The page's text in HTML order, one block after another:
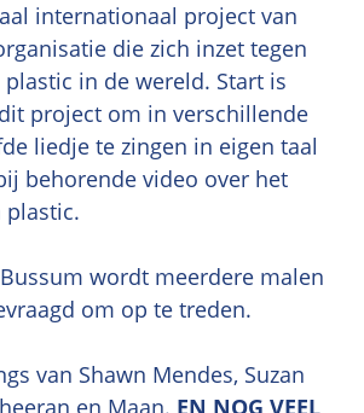
internationaal project van
die zich inzet tegen
in de wereld. Start is
project om in verschillende
liedje te zingen in eigen taal
behorende video over het
plastic.
wordt meerdere malen
om op te treden.
van Shawn Mendes, Suzan